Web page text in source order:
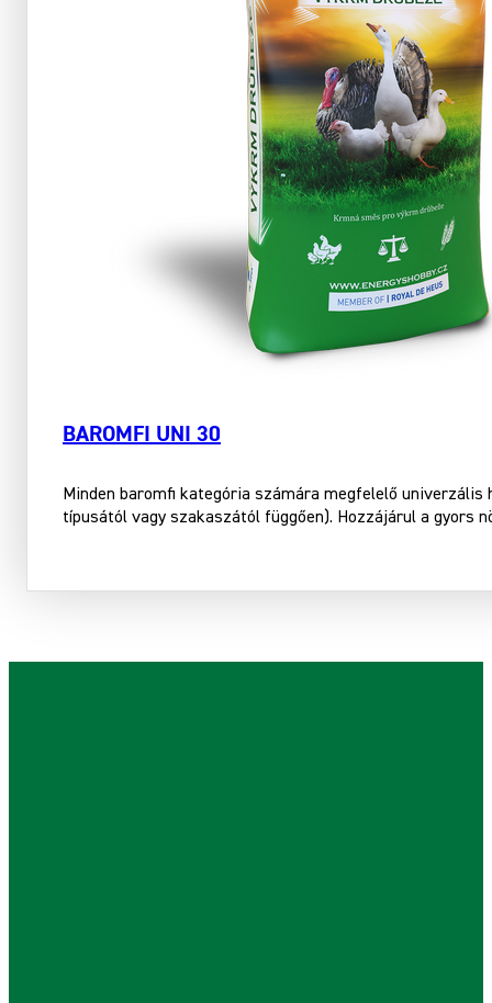
BAROMFI UNI 30
Minden baromfi kategória számára megfelelő
típusától vagy szakaszától függően). Hozzájárul a gyors